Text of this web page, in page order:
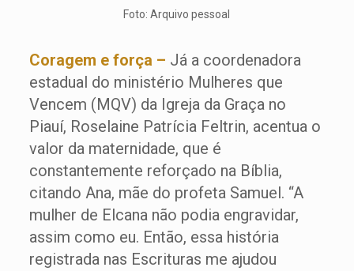
Foto: Arquivo pessoal
Coragem e força – Já a coordenadora
estadual do ministério Mulheres que
Vencem (MQV) da Igreja da Graça no
Piauí, Roselaine Patrícia Feltrin, acentua o
valor da maternidade, que é
constantemente reforçado na Bíblia,
citando Ana, mãe do profeta Samuel. “A
mulher de Elcana não podia engravidar,
assim como eu. Então, essa história
registrada nas Escrituras me ajudou